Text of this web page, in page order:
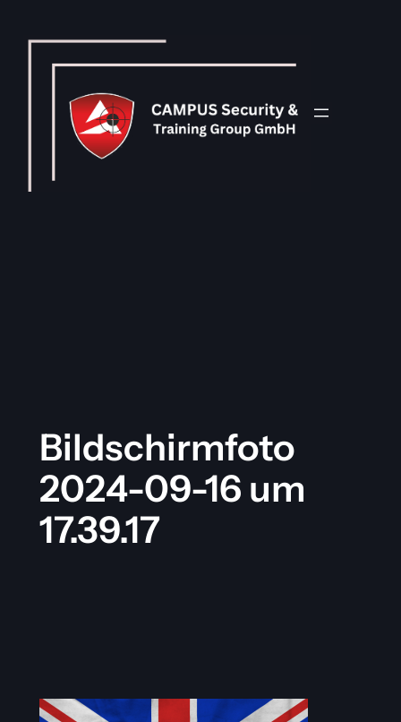
Bildschirmfoto
2024-09-16 um
17.39.17